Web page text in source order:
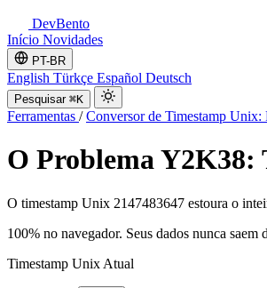
DevBento
Início Novidades
PT-BR
English Türkçe Español Deutsch
Pesquisar ⌘K
Ferramentas / Conversor de Timestamp Unix:
O Problema Y2K38:
O timestamp Unix 2147483647 estoura o
100% no navegador. Seus dados nunca saem
Timestamp Unix Atual